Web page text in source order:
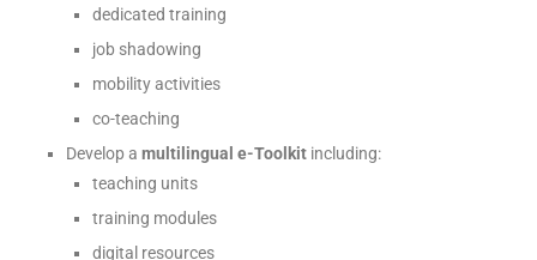
dedicated training
job shadowing
mobility activities
co-teaching
Develop a multilingual e-Toolkit including:
teaching units
training modules
digital resources